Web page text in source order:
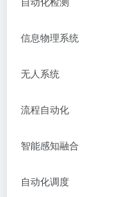
信息物理系统
无人系统
流程自动化
智能感知融合
自动化调度